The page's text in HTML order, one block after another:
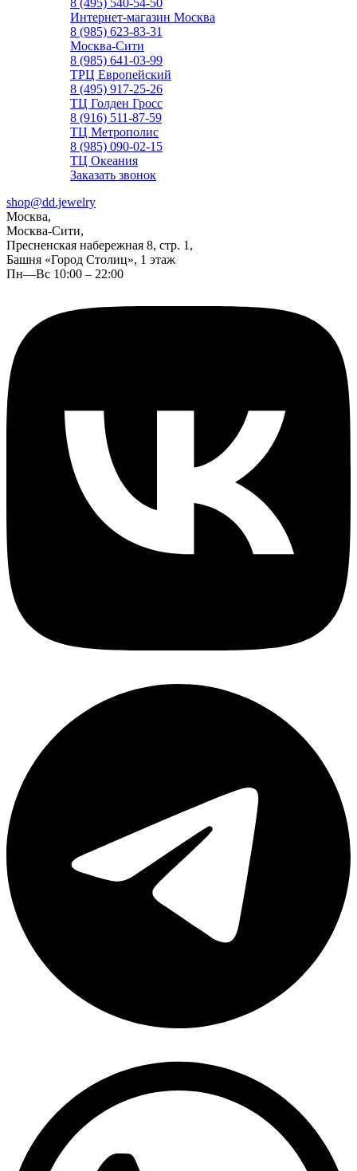
8 (495) 540-54-50
Интернет-магазин Москва
8 (985) 623-83-31
Москва-Сити
8 (985) 641-03-99
ТРЦ Европейский
8 (495) 917-25-26
ТЦ Голден Гросс
8 (916) 511-87-59
ТЦ Метрополис
8 (985) 090-02-15
ТЦ Океания
Заказать звонок
shop@dd.jewelry
Москва,
Москва-Сити,
Пресненская набережная 8, стр. 1,
Башня «Город Столиц», 1 этаж
Пн—Вс 10:00 – 22:00